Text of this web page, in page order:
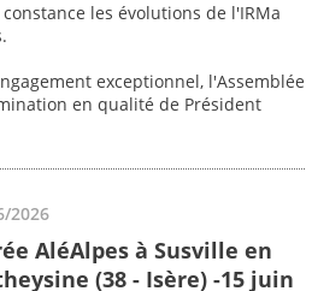
les évolutions de l'IRMa
exceptionnel, l'Assemblée
en qualité de Président
2026
AléAlpes à Susville en
(38 - Isère) -15 juin